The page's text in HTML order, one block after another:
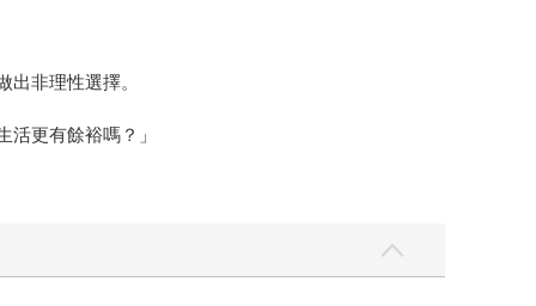
非理性選擇。
更有餘裕嗎？」